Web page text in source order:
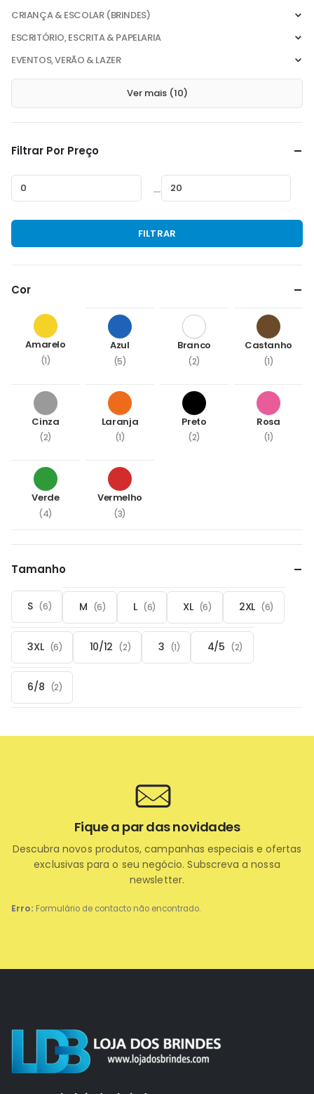
CRIANÇA & ESCOLAR (BRINDES)
ESCRITÓRIO, ESCRITA & PAPELARIA
EVENTOS, VERÃO & LAZER
Ver mais (10)
Filtrar Por Preço
Preço
Preço
—
FILTRAR
Cor
Amarelo
(1)
Azul
(5)
Branco
(2)
Castanho
(1)
Cinza
(2)
Laranja
(1)
Preto
(2)
Rosa
(1)
Verde
(4)
Vermelho
(3)
Tamanho
S (6) M (6) L (6) XL (6) 2XL (6)
3XL (6) 10/12 (2) 3 (1) 4/5 (2)
6/8 (2)
Erro: Formulário de contacto não encontrado.
Fique a par das novidades
Descubra novos produtos, campanhas especiais e ofertas
exclusivas para o seu negócio. Subscreva a nossa
newsletter.